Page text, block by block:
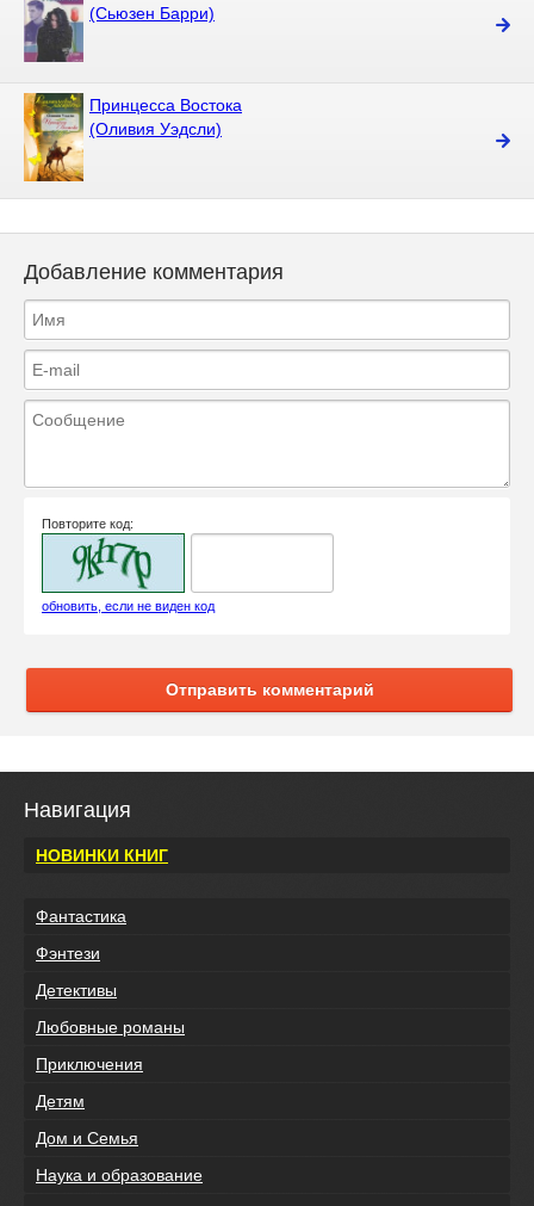
(Сьюзен Барри)
Принцесса Востока
(Оливия Уэдсли)
Добавление комментария
Повторите код:
обновить, если не виден код
Отправить комментарий
Навигация
НОВИНКИ КНИГ
Фантастика
Фэнтези
Детективы
Любовные романы
Приключения
Детям
Дом и Семья
Наука и образование